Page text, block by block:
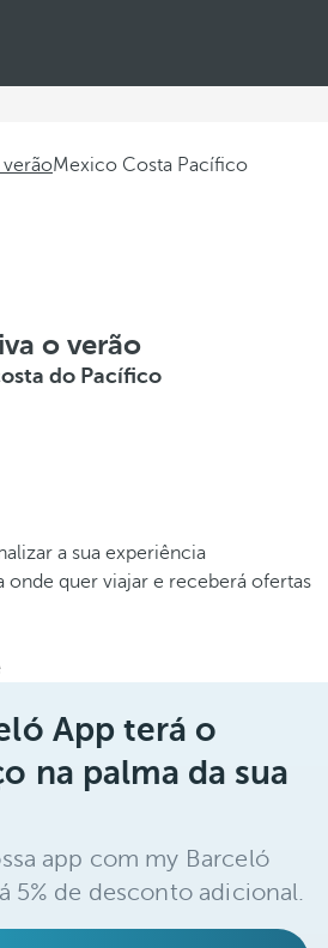
verãoMexico Costa Pacífico
o verão
do Pacífico
a sua experiência
onde quer viajar e receberá ofertas
App terá o
na palma da sua
app com my Barceló
5% de desconto adicional.